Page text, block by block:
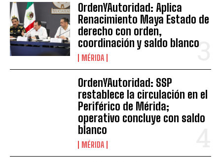
OrdenYAutoridad: Aplica
Renacimiento Maya Estado de
derecho con orden,
coordinación y saldo blanco
MÉRIDA
OrdenYAutoridad: SSP
restablece la circulación en el
Periférico de Mérida;
operativo concluye con saldo
blanco
MÉRIDA